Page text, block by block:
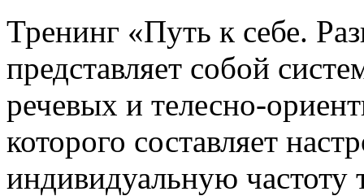
Тренинг «Путь к себе.
представляет собой
речевых и телесно-
которого составляет
индивидуальную частоту